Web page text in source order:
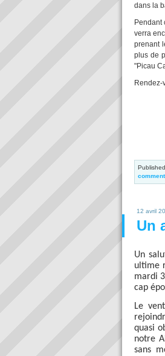
dans la
Pendant
verra
prenant
plus de
"Picau
Rendez-
12 avril
Un
Un
ultime
mardi
cap
Le
quasi
notre
sans